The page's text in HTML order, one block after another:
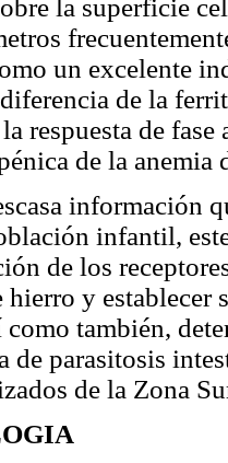
la superficie
un excelente
de la
respuesta de
de la
información
infantil,
de los
hierro y
como también,
de parasitosis
de la Zona